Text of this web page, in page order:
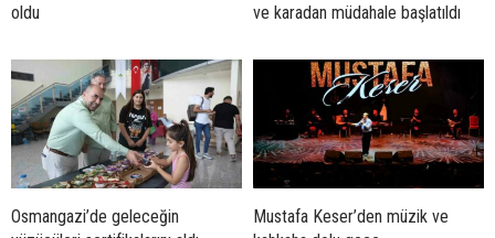
oldu
ve karadan müdahale başlatıldı
Osmangazi’de geleceğin
Mustafa Keser’den müzik ve